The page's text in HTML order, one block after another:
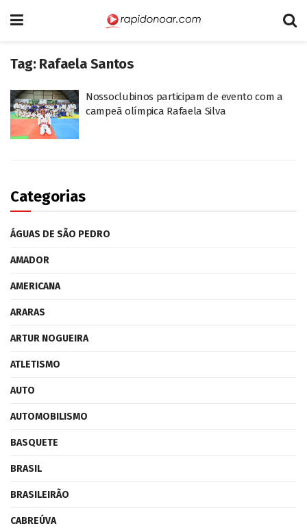
Tag: Rafaela Santos
Nossoclubinos participam de evento com a
campeã olímpica Rafaela Silva
Categorias
ÁGUAS DE SÃO PEDRO
AMADOR
AMERICANA
ARARAS
ARTUR NOGUEIRA
ATLETISMO
AUTO
AUTOMOBILISMO
BASQUETE
BRASIL
BRASILEIRÃO
CABREÚVA